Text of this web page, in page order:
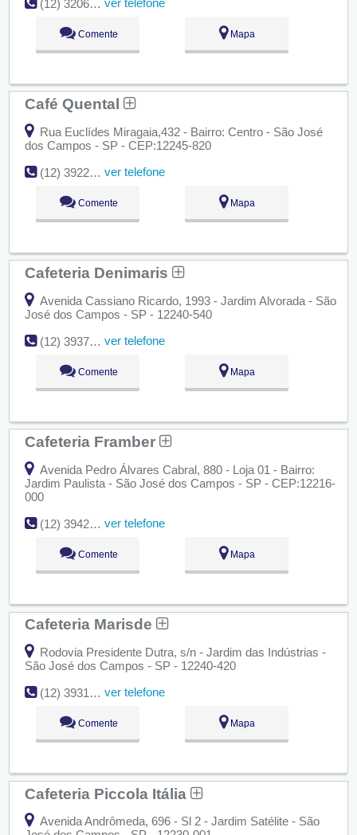
(12) 3206-9635
ver telefone
Comente Mapa
Café Quental
Rua Euclídes Miragaia,432 - Bairro: Centro - São José
dos Campos - SP - CEP:12245-820
(12) 3922-1356
ver telefone
Comente Mapa
Cafeteria Denimaris
Avenida Cassiano Ricardo, 1993 - Jardim Alvorada - São
José dos Campos - SP - 12240-540
(12) 3937-1683
ver telefone
Comente Mapa
Cafeteria Framber
Avenida Pedro Álvares Cabral, 880 - Loja 01 - Bairro:
Jardim Paulista - São José dos Campos - SP - CEP:12216-
000
(12) 3942-5042
ver telefone
Comente Mapa
Cafeteria Marisde
Rodovia Presidente Dutra, s/n - Jardim das Indústrias -
São José dos Campos - SP - 12240-420
(12) 3931-4406
ver telefone
Comente Mapa
Cafeteria Piccola Itália
Avenida Andrômeda, 696 - Sl 2 - Jardim Satélite - São